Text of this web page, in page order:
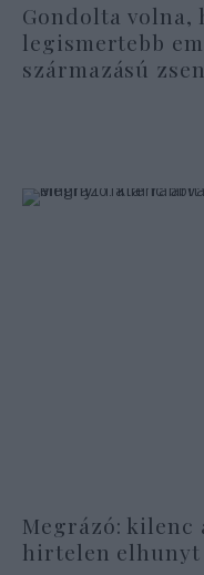
Gondolta volna,
legismertebb
származású
Megrázó: kilenc
hirtelen